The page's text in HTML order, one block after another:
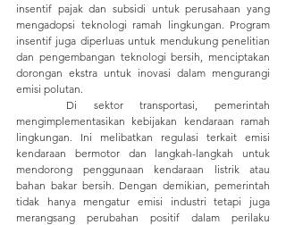
insentif pajak dan subsidi untuk perusahaan yang
mengadopsi teknologi ramah lingkungan. Program
insentif juga diperluas untuk mendukung penelitian
dan pengembangan teknologi bersih, menciptakan
dorongan ekstra untuk inovasi dalam mengurangi
emisi polutan.
mengimplementasikan kebijakan kendaraan ramah
lingkungan. Ini melibatkan regulasi terkait emisi
kendaraan bermotor dan langkah-langkah untuk
mendorong penggunaan kendaraan listrik atau
bahan bakar bersih. Dengan demikian, pemerintah
tidak hanya mengatur emisi industri tetapi juga
merangsang perubahan positif dalam perilaku